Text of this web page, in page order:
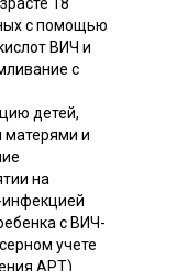
с помощью
ВИЧ и
с
детей,
и
на
инфекцией
с ВИЧ-
учете
АРТ)